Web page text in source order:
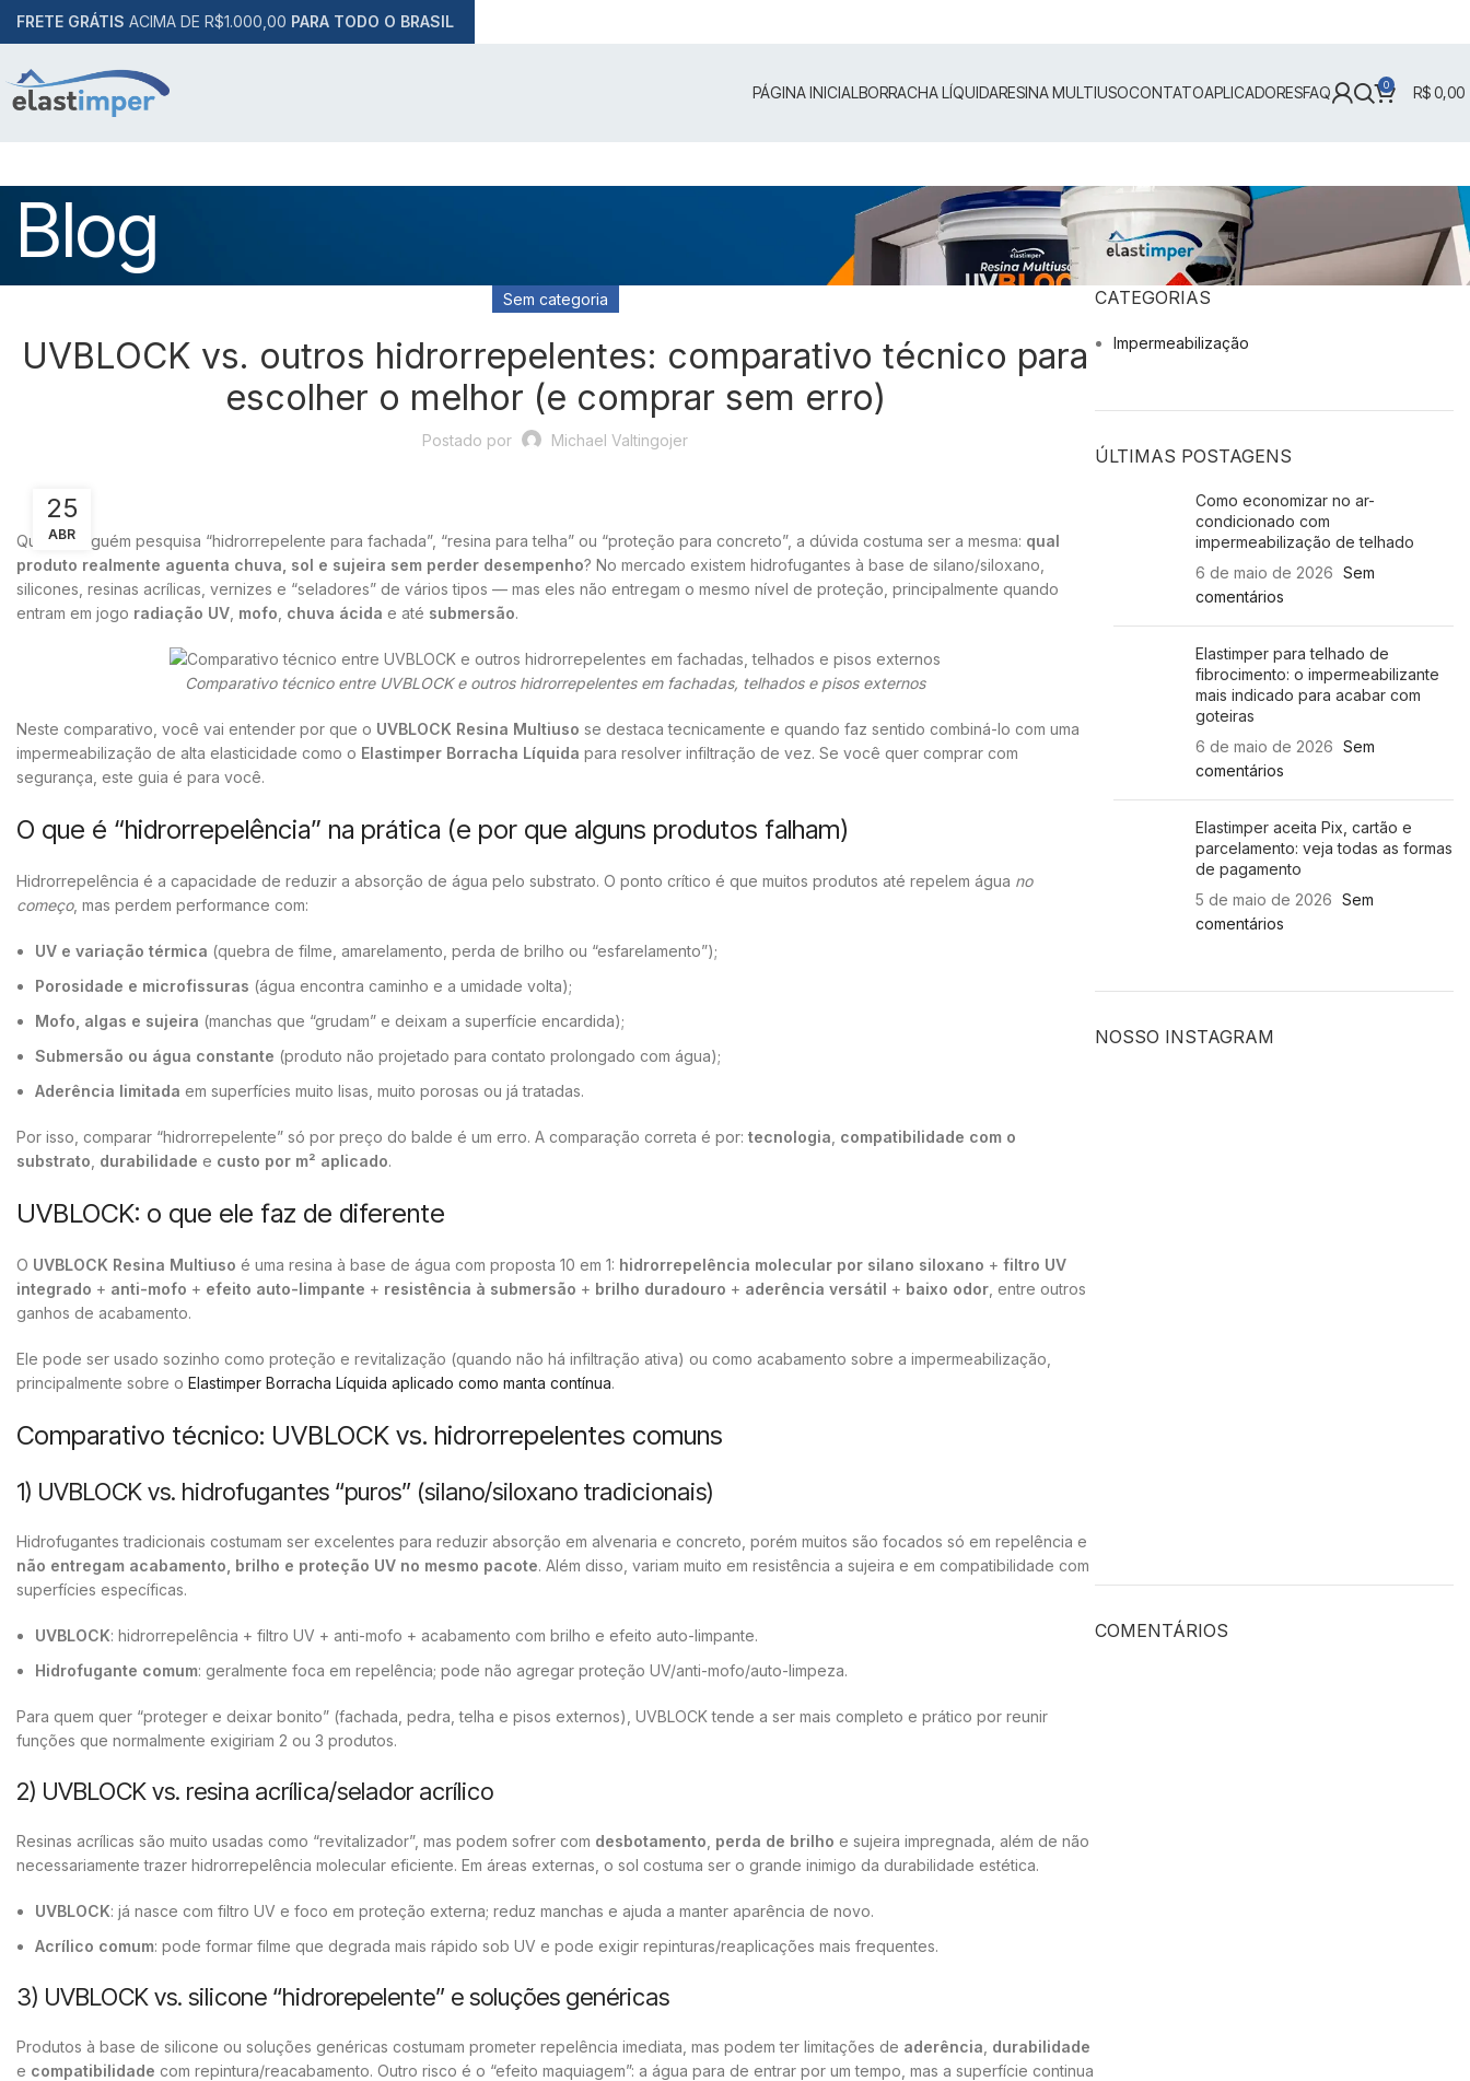
PÁGINA INICIALBORRACHA LÍQUIDARESINA MULTIUSOCONTATOAPLICADORESFAQ 0 R$0,00
Blog
Sem categoria
UVBLOCK vs. outros hidrorrepelentes: comparativo técnico para
escolher o melhor (e comprar sem erro)
Postado por Michael Valtingojer
25
ABR
Quando alguém pesquisa “hidrorrepelente para fachada”, “resina para telha” ou “proteção para concreto”, a dúvida costuma ser a mesma: qual
produto realmente aguenta chuva, sol e sujeira sem perder desempenho? No mercado existem hidrofugantes à base de silano/siloxano,
silicones, resinas acrílicas, vernizes e “seladores” de vários tipos — mas eles não entregam o mesmo nível de proteção, principalmente quando
entram em jogo radiação UV mofo chuva ácida e até submersão.
Comparativo técnico entre UVBLOCK e outros hidrorrepelentes em fachadas, telhados e pisos externos
Neste comparativo, você vai entender por que o UVBLOCK Resina Multiuso se destaca tecnicamente e quando faz sentido combiná-lo com uma
impermeabilização de alta elasticidade como o Elastimper Borracha Líquida para resolver infiltração de vez. Se você quer comprar com
segurança, este guia é para você.
O que é “hidrorrepelência” na prática (e por que alguns produtos falham)
Hidrorrepelência é a capacidade de reduzir a absorção de água pelo substrato. O ponto crítico é que muitos produtos até repelem água no
começo, mas perdem performance com:
UV e variação térmica (quebra de filme, amarelamento, perda de brilho ou “esfarelamento”);
Porosidade e microfissuras (água encontra caminho e a umidade volta);
Mofo, algas e sujeira (manchas que “grudam” e deixam a superfície encardida);
Submersão ou água constante (produto não projetado para contato prolongado com água);
Aderência limitada em superfícies muito lisas, muito porosas ou já tratadas.
Por isso, comparar “hidrorrepelente” só por preço do balde é um erro. A comparação correta é por: tecnologia compatibilidade com o
substrato durabilidade e custo por m² aplicado.
UVBLOCK: o que ele faz de diferente
O UVBLOCK Resina Multiuso é uma resina à base de água com proposta 10 em 1: hidrorrepelência molecular por silano siloxano + filtro UV
integrado + anti-mofo + efeito auto-limpante + resistência à submersão + brilho duradouro + aderência versátil + baixo odor , entre outros
ganhos de acabamento.
Ele pode ser usado sozinho como proteção e revitalização (quando não há infiltração ativa) ou como acabamento sobre a impermeabilização,
principalmente sobre o Elastimper Borracha Líquida aplicado como manta contínua.
Comparativo técnico: UVBLOCK vs. hidrorrepelentes comuns
1) UVBLOCK vs. hidrofugantes “puros” (silano/siloxano tradicionais)
Hidrofugantes tradicionais costumam ser excelentes para reduzir absorção em alvenaria e concreto, porém muitos são focados só em repelência e
não entregam acabamento, brilho e proteção UV no mesmo pacote. Além disso, variam muito em resistência a sujeira e em compatibilidade com
superfícies específicas.
UVBLOCK: hidrorrepelência + filtro UV + anti-mofo + acabamento com brilho e efeito auto-limpante.
Hidrofugante comum: geralmente foca em repelência; pode não agregar proteção UV/anti-mofo/auto-limpeza.
Para quem quer “proteger e deixar bonito” (fachada, pedra, telha e pisos externos), UVBLOCK tende a ser mais completo e prático por reunir
funções que normalmente exigiriam 2 ou 3 produtos.
2) UVBLOCK vs. resina acrílica/selador acrílico
Resinas acrílicas são muito usadas como “revitalizador”, mas podem sofrer com desbotamento perda de brilho e sujeira impregnada, além de não
necessariamente trazer hidrorrepelência molecular eficiente. Em áreas externas, o sol costuma ser o grande inimigo da durabilidade estética.
UVBLOCK: já nasce com filtro UV e foco em proteção externa; reduz manchas e ajuda a manter aparência de novo.
Acrílico comum: pode formar filme que degrada mais rápido sob UV e pode exigir repinturas/reaplicações mais frequentes.
3) UVBLOCK vs. silicone “hidrorepelente” e soluções genéricas
Produtos à base de silicone ou soluções genéricas costumam prometer repelência imediata, mas podem ter limitações de aderência durabilidade
e compatibilidade com repintura/reacabamento. Outro risco é o “efeito maquiagem”: a água para de entrar por um tempo, mas a superfície continua
CATEGORIAS
Impermeabilização
ÚLTIMAS POSTAGENS
Como economizar no ar-
condicionado com
impermeabilização de telhado
6 de maio de 2026 Sem
comentários
Elastimper para telhado de
fibrocimento: o impermeabilizante
mais indicado para acabar com
goteiras
6 de maio de 2026 Sem
comentários
Elastimper aceita Pix, cartão e
parcelamento: veja todas as formas
de pagamento
5 de maio de 2026 Sem
comentários
NOSSO INSTAGRAM
COMENTÁRIOS
FRETE GRÁTIS ACIMA DE R$1.000,00 PARA TODO O BRASIL